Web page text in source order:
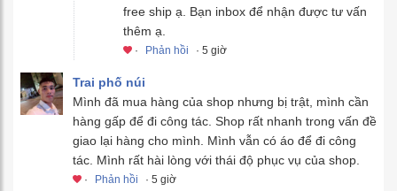
free ship ạ. Bạn inbox để nhận được tư vấn
thêm ạ.
· Phản hồi · 5 giờ
Trai phố núi
Mình đã mua hàng của shop nhưng bị trật, mình cần
hàng gấp để đi công tác. Shop rất nhanh trong vấn đề
giao lại hàng cho mình. Mình vẫn có áo để đi công
tác. Mình rất hài lòng với thái độ phục vụ của shop.
· Phản hồi · 5 giờ